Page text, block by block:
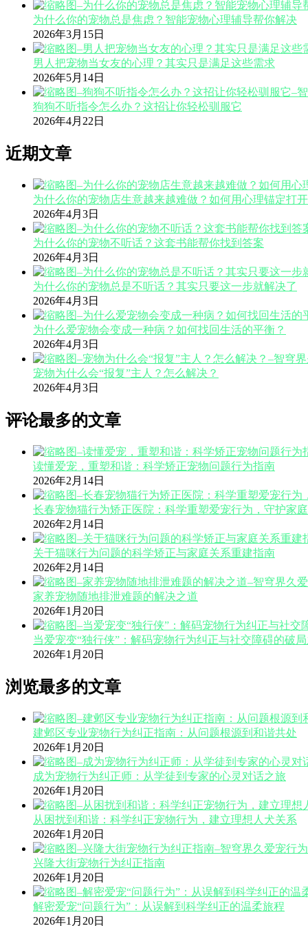
为什么你的宠物总是焦虑？智能宠物心理辅导帮你解决
2026年3月15日
男人把宠物当女友的心理？其实只是满足这些需求
2026年5月14日
狗狗不听指令怎么办？这招让你轻松驯服它
2026年4月22日
近期文章
为什么你的宠物店生意越来越难做？如何用心理锚定打
2026年4月3日
为什么你的宠物不听话？这套书能帮你找到答案
2026年4月3日
为什么你的宠物总是不听话？其实只要这一步就解决了
2026年4月3日
为什么爱宠物会变成一种病？如何找回生活的平衡？
2026年4月3日
宠物为什么会“报复”主人？怎么解决？
2026年4月3日
评论最多的文章
读懂爱宠，重塑和谐：科学矫正宠物问题行为指南
2026年2月14日
长春宠物猫行为矫正医院：科学重塑爱宠行为，守护家
2026年2月14日
关于猫咪行为问题的科学矫正与家庭关系重建指南
2026年2月14日
家养宠物随地排泄难题的解决之道
2026年1月20日
当爱宠变“独行侠”：解码宠物行为纠正与社交障碍的破
2026年1月20日
浏览最多的文章
建邺区专业宠物行为纠正指南：从问题根源到和谐共处
2026年1月20日
成为宠物行为纠正师：从学徒到专家的心灵对话之旅
2026年1月20日
从困扰到和谐：科学纠正宠物行为，建立理想人犬关系
2026年1月20日
兴隆大街宠物行为纠正指南
2026年1月20日
解密爱宠“问题行为”：从误解到科学纠正的温柔旅程
2026年1月20日